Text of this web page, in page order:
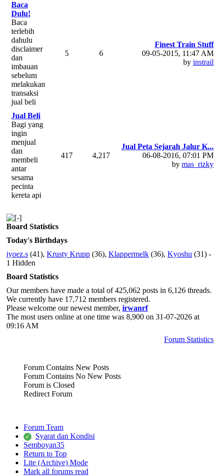
Baca
Dulu!
Baca
terlebih
dahulu
disclaimer
dan
imbauan
sebelum
melakukan
transaksi
jual beli
5 6
Finest Train Stuff
09-05-2015, 11:47 AM
by instrail
Jual Beli
Bagi yang
ingin
menjual
dan
membeli
antar
sesama
pecinta
kereta api
417 4,217
Jual Peta Sejarah Jalur K...
06-08-2016, 07:01 PM
by mas_rizky
Board Statistics
Today's Birthdays
iyoez.s (41), Krusty Krupp (36), Klappermelk (36), Kyoshu (31) -
1 Hidden
Board Statistics
Our members have made a total of 425,062 posts in 6,126 threads.
We currently have 17,712 members registered.
Please welcome our newest member, irwanrf
The most users online at one time was 8,900 on 31-07-2026 at
09:16 AM
Forum Statistics
Forum Contains New Posts
Forum Contains No New Posts
Forum is Closed
Redirect Forum
Forum Team
Syarat dan Kondisi
Semboyan35
Return to Top
Lite (Archive) Mode
Mark all forums read